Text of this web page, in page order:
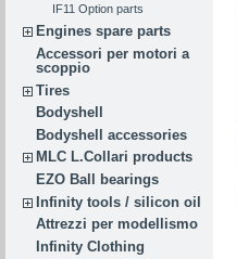
IF11 Option parts
Engines spare parts
Accessori per motori a
scoppio
Tires
Bodyshell
Bodyshell accessories
MLC L.Collari products
EZO Ball bearings
Infinity tools / silicon oil
Attrezzi per modellismo
Infinity Clothing